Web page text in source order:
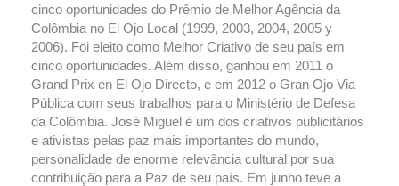
cinco oportunidades do Prêmio de Melhor Agência da
Colômbia no El Ojo Local (1999, 2003, 2004, 2005 y
2006). Foi eleito como Melhor Criativo de seu país em
cinco oportunidades. Além disso, ganhou em 2011 o
Grand Prix en El Ojo Directo, e em 2012 o Gran Ojo Via
Pública com seus trabalhos para o Ministério de Defesa
da Colômbia. José Miguel é um dos criativos publicitários
e ativistas pelas paz mais importantes do mundo,
personalidade de enorme relevância cultural por sua
contribuição para a Paz de seu país. Em junho teve a